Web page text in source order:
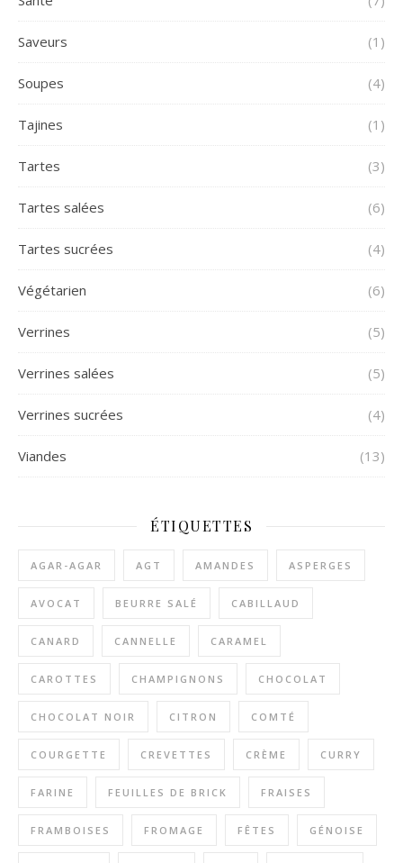
Saveurs (1)
Soupes (4)
Tajines (1)
Tartes (3)
Tartes salées (6)
Tartes sucrées (4)
Végétarien (6)
Verrines (5)
Verrines salées (5)
Verrines sucrées (4)
Viandes (13)
ÉTIQUETTES
AGAR-AGAR AGT AMANDES ASPERGES
AVOCAT BEURRE SALÉ CABILLAUD
CANARD CANNELLE CARAMEL
CAROTTES CHAMPIGNONS CHOCOLAT
CHOCOLAT NOIR CITRON COMTÉ
COURGETTE CREVETTES CRÈME CURRY
FARINE FEUILLES DE BRICK FRAISES
FRAMBOISES FROMAGE FÊTES GÉNOISE